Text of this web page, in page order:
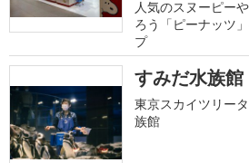
人気のスヌーピー
ろう「ピーナッツ
プ
すみだ水族館
東京スカイツリー
族館